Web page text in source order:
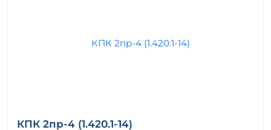
КПК 2пр-4 (1.420.1-14)